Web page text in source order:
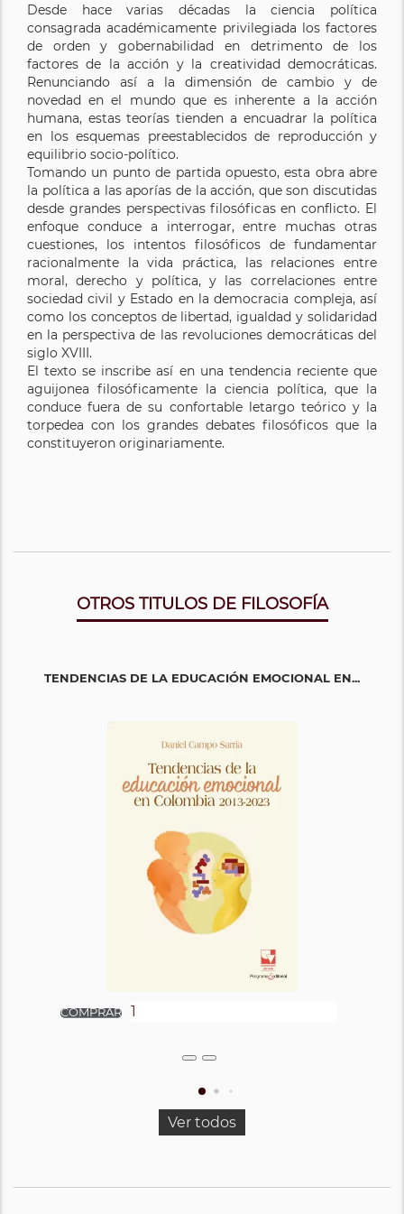
Desde hace varias décadas la ciencia política
consagrada académicamente privilegiada los factores
de orden y gobernabilidad en detrimento de los
factores de la acción y la creatividad democráticas.
Renunciando así a la dimensión de cambio y de
novedad en el mundo que es inherente a la acción
humana, estas teorías tienden a encuadrar la política
en los esquemas preestablecidos de reproducción y
equilibrio socio-político.
Tomando un punto de partida opuesto, esta obra abre
la política a las aporías de la acción, que son discutidas
desde grandes perspectivas filosóficas en conflicto. El
enfoque conduce a interrogar, entre muchas otras
cuestiones, los intentos filosóficos de fundamentar
racionalmente la vida práctica, las relaciones entre
moral, derecho y política, y las correlaciones entre
sociedad civil y Estado en la democracia compleja, así
como los conceptos de libertad, igualdad y solidaridad
en la perspectiva de las revoluciones democráticas del
siglo XVIII.
El texto se inscribe así en una tendencia reciente que
aguijonea filosóficamente la ciencia política, que la
conduce fuera de su confortable letargo teórico y la
torpedea con los grandes debates filosóficos que la
constituyeron originariamente.
OTROS TITULOS DE FILOSOFÍA
TENDENCIAS DE LA EDUCACIÓN EMOCIONAL EN...
Ver todos